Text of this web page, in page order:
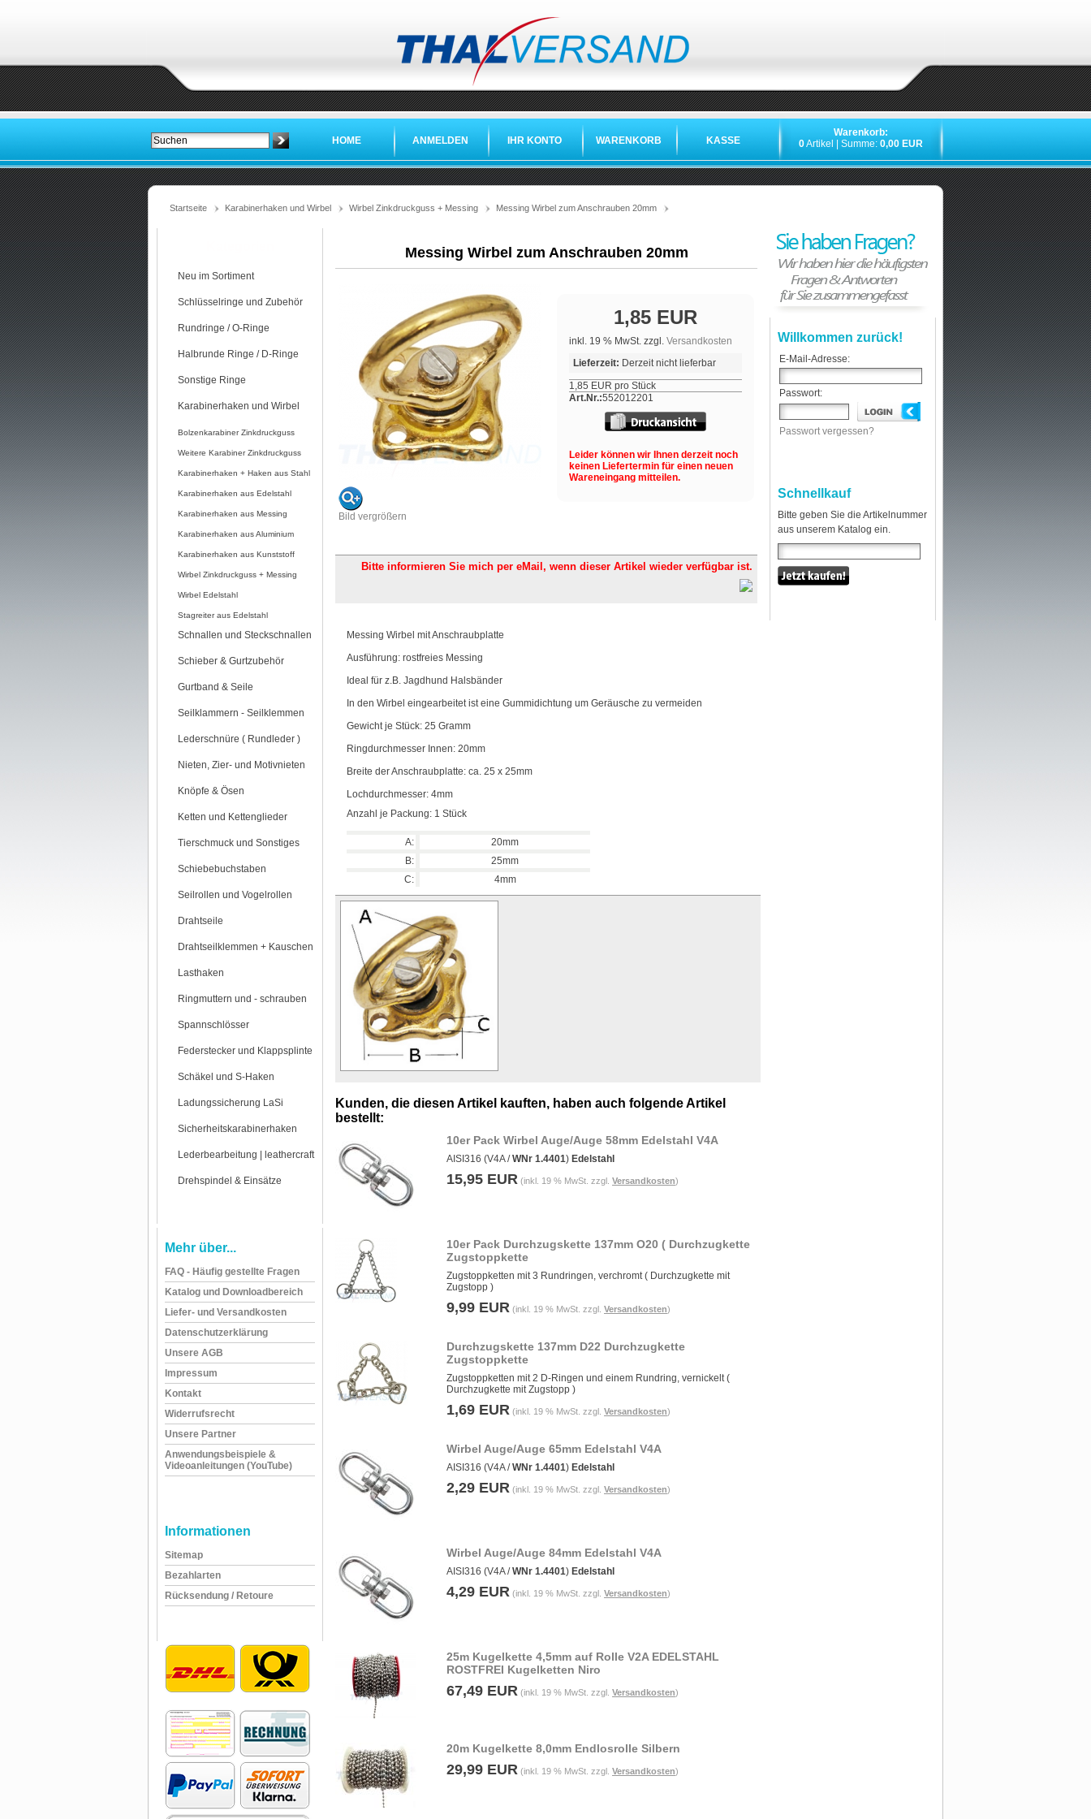
HOME ANMELDEN IHR KONTO WARENKORB KASSE
Warenkorb:
0Artikel | Summe: 0,00 EUR
Startseite Karabinerhaken und Wirbel Wirbel Zinkdruckguss + Messing Messing Wirbel zum Anschrauben 20mm
Neu im Sortiment
Schlüsselringe und Zubehör
Rundringe / O-Ringe
Halbrunde Ringe / D-Ringe
Sonstige Ringe
Karabinerhaken und Wirbel
Bolzenkarabiner Zinkdruckguss
Weitere Karabiner Zinkdruckguss
Karabinerhaken + Haken aus Stahl
Karabinerhaken aus Edelstahl
Karabinerhaken aus Messing
Karabinerhaken aus Aluminium
Karabinerhaken aus Kunststoff
Wirbel Zinkdruckguss + Messing
Wirbel Edelstahl
Stagreiter aus Edelstahl
Schnallen und Steckschnallen
Schieber & Gurtzubehör
Gurtband & Seile
Seilklammern - Seilklemmen
Lederschnüre ( Rundleder )
Nieten, Zier- und Motivnieten
Knöpfe & Ösen
Ketten und Kettenglieder
Tierschmuck und Sonstiges
Schiebebuchstaben
Seilrollen und Vogelrollen
Drahtseile
Drahtseilklemmen + Kauschen
Lasthaken
Ringmuttern und - schrauben
Spannschlösser
Federstecker und Klappsplinte
Schäkel und S-Haken
Ladungssicherung LaSi
Sicherheitskarabinerhaken
Lederbearbeitung | leathercraft
Drehspindel & Einsätze
Mehr über...
FAQ - Häufig gestellte Fragen
Katalog und Downloadbereich
Liefer- und Versandkosten
Datenschutzerklärung
Unsere AGB
Impressum
Kontakt
Widerrufsrecht
Unsere Partner
Anwendungsbeispiele &
Videoanleitungen (YouTube)
Informationen
Sitemap
Bezahlarten
Rücksendung / Retoure
Messing Wirbel zum Anschrauben 20mm
Bild vergrößern
1,85 EUR
inkl. 19 % MwSt. zzgl. Versandkosten
Lieferzeit: Derzeit nicht lieferbar
1,85 EUR pro Stück
Art.Nr.:552012201
Leider können wir Ihnen derzeit noch
keinen Liefertermin für einen neuen
Wareneingang mitteilen.
Bitte informieren Sie mich per eMail, wenn dieser Artikel wieder verfügbar ist.
Messing Wirbel mit Anschraubplatte
Ausführung: rostfreies Messing
Ideal für z.B. Jagdhund Halsbänder
In den Wirbel eingearbeitet ist eine Gummidichtung um Geräusche zu vermeiden
Gewicht je Stück: 25 Gramm
Ringdurchmesser Innen: 20mm
Breite der Anschraubplatte: ca. 25 x 25mm
Lochdurchmesser: 4mm
Anzahl je Packung: 1 Stück
A:
20mm
B:
25mm
C:
4mm
Kunden, die diesen Artikel kauften, haben auch folgende Artikel
bestellt:
10er Pack Wirbel Auge/Auge 58mm Edelstahl V4A
AISI316 (V4A /WNr 1.4401) Edelstahl
15,95 EUR (inkl. 19 % MwSt. zzgl. Versandkosten)
10er Pack Durchzugskette 137mm O20 ( Durchzugkette
Zugstoppkette
Zugstoppketten mit 3 Rundringen, verchromt ( Durchzugkette mit
Zugstopp )
9,99 EUR (inkl. 19 % MwSt. zzgl. Versandkosten)
Durchzugskette 137mm D22 Durchzugkette
Zugstoppkette
Zugstoppketten mit 2 D-Ringen und einem Rundring, vernickelt (
Durchzugkette mit Zugstopp )
1,69 EUR (inkl. 19 % MwSt. zzgl. Versandkosten)
Wirbel Auge/Auge 65mm Edelstahl V4A
AISI316 (V4A /WNr 1.4401) Edelstahl
2,29 EUR (inkl. 19 % MwSt. zzgl. Versandkosten)
Wirbel Auge/Auge 84mm Edelstahl V4A
AISI316 (V4A /WNr 1.4401) Edelstahl
4,29 EUR (inkl. 19 % MwSt. zzgl. Versandkosten)
25m Kugelkette 4,5mm auf Rolle V2A EDELSTAHL
ROSTFREI Kugelketten Niro
67,49 EUR (inkl. 19 % MwSt. zzgl. Versandkosten)
20m Kugelkette 8,0mm Endlosrolle Silbern
29,99 EUR (inkl. 19 % MwSt. zzgl. Versandkosten)
Willkommen zurück!
E-Mail-Adresse:
Passwort:
Passwort vergessen?
Schnellkauf
Bitte geben Sie die Artikelnummer
aus unserem Katalog ein.